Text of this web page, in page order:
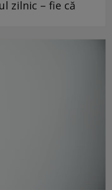
zilnic – fie că